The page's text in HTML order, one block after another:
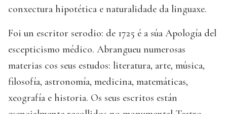
conxectura hipotética e naturalidade da linguaxe.
Foi un escritor serodio: de 1725 é a súa Apología del
escepticismo médico. Abrangueu numerosas
materias cos seus estudos: literatura, arte, música,
filosofía, astronomía, medicina, matemáticas,
xeografía e historia. Os seus escritos están